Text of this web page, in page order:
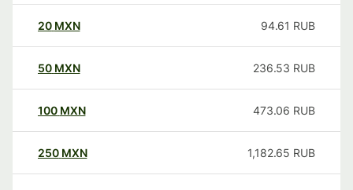
20 MXN 94.61 RUB
50 MXN 236.53 RUB
100 MXN 473.06 RUB
250 MXN 1,182.65 RUB